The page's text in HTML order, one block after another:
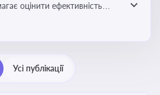
оцінити ефективність
коштів, виявити проблеми
їх удосконалення
Усі публікації